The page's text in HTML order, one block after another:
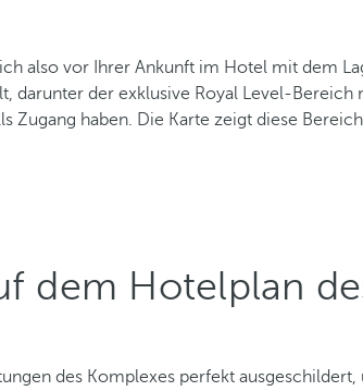
also vor Ihrer Ankunft im Hotel mit dem
darunter der exklusive Royal Level-
Zugang haben. Die Karte zeigt diese
dem Hotelplan
des Komplexes perfekt